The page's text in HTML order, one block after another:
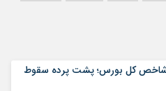
کل بورس؛ پشت پرده سقوط